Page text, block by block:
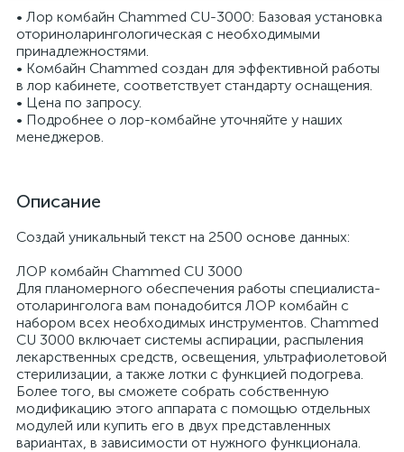
• Лор комбайн Chammed CU-3000: Базовая установка
оториноларингологическая с необходимыми
принадлежностями.
• Комбайн Chammed создан для эффективной работы
в лор кабинете, соответствует стандарту оснащения.
• Цена по запросу.
• Подробнее о лор-комбайне уточняйте у наших
менеджеров.
Описание
Создай уникальный текст на 2500 основе данных:
ЛОР комбайн Chammed CU 3000
Для планомерного обеспечения работы специалиста-
отоларинголога вам понадобится ЛОР комбайн с
набором всех необходимых инструментов. Chammed
CU 3000 включает системы аспирации, распыления
лекарственных средств, освещения, ультрафиолетовой
стерилизации, а также лотки с функцией подогрева.
Более того, вы сможете собрать собственную
модификацию этого аппарата с помощью отдельных
модулей или купить его в двух представленных
вариантах, в зависимости от нужного функционала.